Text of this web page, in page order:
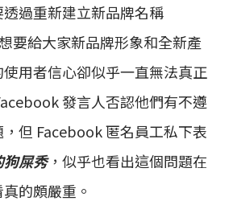
過重新建立新品牌名稱
要給大家新品牌形象和全新產
用者信心卻似乎一直無法真正
發言人否認他們有不遵
但 Facebook 匿名員工私下表
狗屎秀，似乎也看出這個問題在
的頗嚴重。